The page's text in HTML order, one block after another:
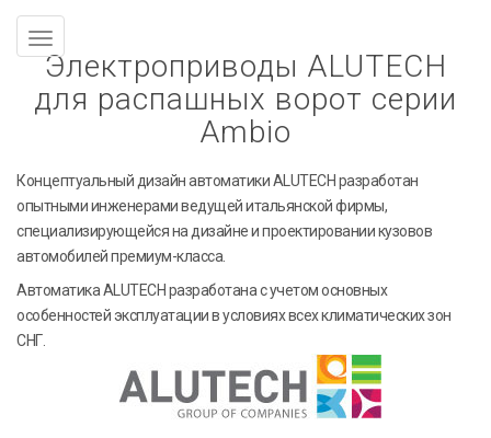
Электроприводы ALUTECH
для распашных ворот серии
Ambio
Концептуальный дизайн автоматики ALUTECH разработан
опытными инженерами ведущей итальянской фирмы,
специализирующейся на дизайне и проектировании кузовов
автомобилей премиум-класса.
Автоматика ALUTECH разработана с учетом основных
особенностей эксплуатации в условиях всех климатических зон
СНГ.